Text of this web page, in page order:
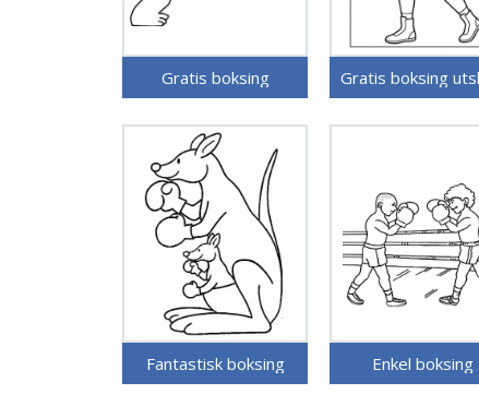
Gratis boksing
Fantastisk boksing Enkel boksing